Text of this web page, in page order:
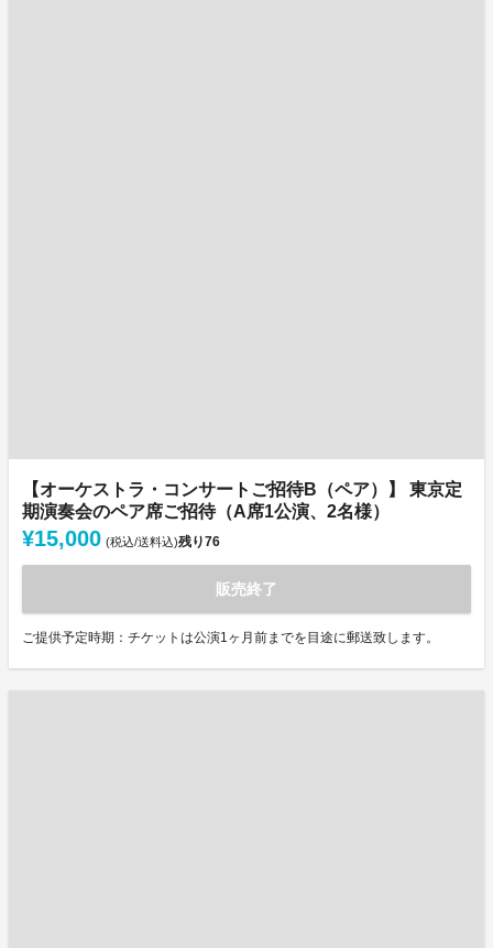
【オーケストラ・コンサートご招待B（ペア）】 東京定
期演奏会のペア席ご招待（A席1公演、2名様）
¥15,000 (税込/送料込)残り76
販売終了
ご提供予定時期：チケットは公演1ヶ月前までを目途に郵送致します。